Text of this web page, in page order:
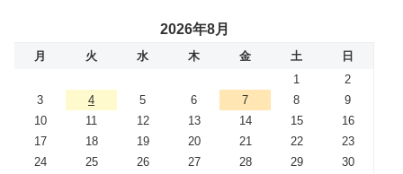
2026年8月
月 火 水 木 金 土
日
1
2
3
4 5 6 7 8
9
10
11 12 13 14 15
16
17
18 19 20 21 22
23
24
25 26 27 28 29
30